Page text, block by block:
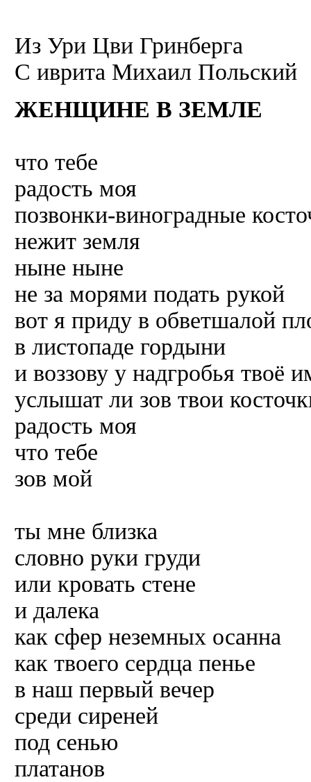
Из Ури Цви Гринберга
C иврита Михаил Польский
ЖЕНЩИНЕ В ЗЕМЛЕ
что тебе
радость моя
позвонки-виноградные
нежит земля
ныне ныне
не за морями подать рукой
вот я приду в обветшалой
в листопаде гордыни
и воззову у надгробья твоё
услышат ли зов твои
радость моя
что тебе
зов мой
ты мне близка
словно руки груди
или кровать стене
и далека
как сфер неземных осанна
как твоего сердца пенье
в наш первый вечер
среди сиреней
под сенью
платанов